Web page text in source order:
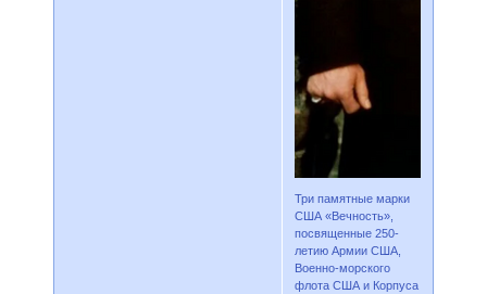
Три памятные марки
США «Вечность»,
посвященные 250-
летию Армии США,
Военно-морского
флота США и Корпуса